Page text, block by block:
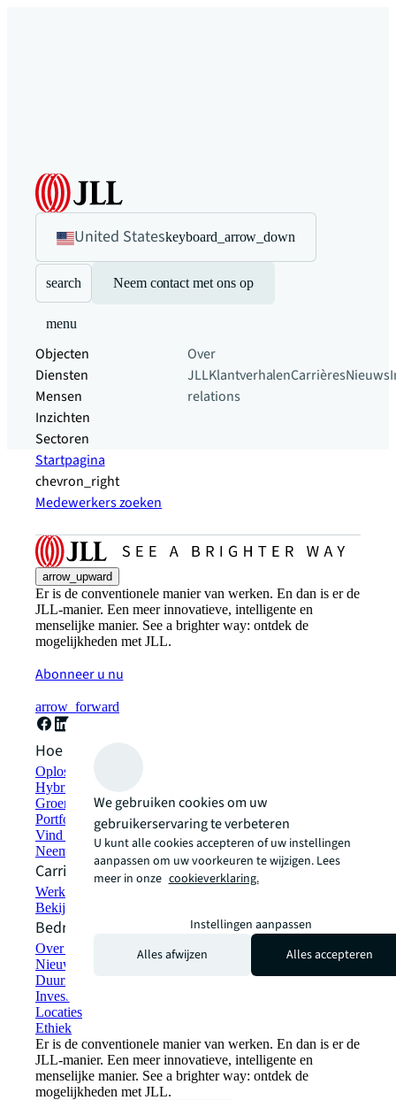
United Stateskeyboard_arrow_down
search Neem contact met ons op
menu
Objecten
Diensten
Mensen
Inzichten
Sectoren
Over
JLLKlantverhalenCarrièresNieuws
relations
Startpagina
chevron_right
Medewerkers zoeken
arrow_upward
Er is de conventionele manier van werken. En dan is er de
JLL-manier. Een meer innovatieve, intelligente en
menselijke manier. See a brighter way: ontdek de
mogelijkheden met JLL.
Abonneer u nu
arrow_forward
Hoe kunnen we helpen?
Oplossingen voor duurzaamheid
Hybride werkplekoplossingen
Groen bouwen en verhuren
Portfoliomanagement
Vind en huur ruimte
Neem contact met ons op
Carrières
Werken bij JLL
Bekijk vacatures
Bedrijfsinformatie
Over JLL
Nieuws & Pers
Duurzaamheid bij JLL
Investor relations
Locaties
Ethiek
Er is de conventionele manier van werken. En dan is er de
JLL-manier. Een meer innovatieve, intelligente en
menselijke manier. See a brighter way: ontdek de
mogelijkheden met JLL.
We gebruiken cookies om uw
gebruikerservaring te verbeteren
U kunt alle cookies accepteren of uw instellingen
aanpassen om uw voorkeuren te wijzigen. Lees
meer in onze cookieverklaring.
Instellingen aanpassen
Alles afwijzen
Alles accepteren